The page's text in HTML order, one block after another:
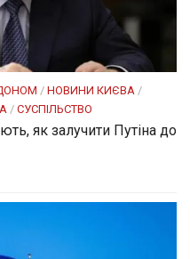
/ НОВИНИ КИЄВА /
/ СУСПІЛЬСТВО
як залучити Путіна до